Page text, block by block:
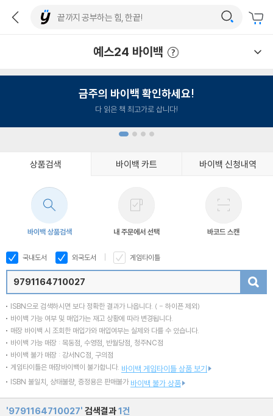
예스24 바이백
금주의 바이백 확인하세요!
다 읽은 책 최고가로 삽니다!
상품검색 바이백 카트 바이백 신청내역
바이백 상품검색 내 주문에서 선택 바코드 스캔
국내도서 외국도서 게임타이틀
ISBN으로 검색하시면 보다 정확한 결과가 나옵니다. ( - 하이픈 제외)
바이백 가능 여부 및 매입가는 재고 상황에 따라 변경됩니다.
매장 바이백 시 조회한 매입가와 매입여부는 실제와 다를 수 있습니다.
바이백 가능 매장 : 목동점, 수영점, 반월당점, 청주NC점
바이백 불가 매장 : 강서NC점, 구의점
게임타이틀은 매장바이백이 불가합니다. 바이백 게임타이틀 상품 보기
ISBN 불일치, 상태불량, 증정용은 판매불가 바이백 불가 상품
'9791164710027' 검색결과1건